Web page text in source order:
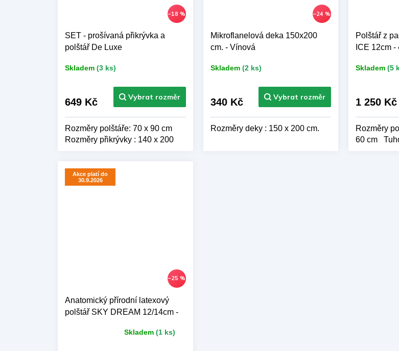
–18 %
SET - prošívaná přikrývka a
polštář De Luxe
Skladem (3 ks)
649 Kč
Rozměry polštáře: 70 x 90 cm
Rozměry přikrývky : 140 x 200
–24 %
Mikroflanelová deka 150x200
cm. - Vínová
Skladem (2 ks)
340 Kč
Rozměry deky : 150 x 200 cm.
Polštář z
ICE 12cm
Skladem (5
1 250 Kč
Rozměry
60 cm
Akce platí do
30.9.2026
–25 %
Anatomický přírodní latexový
polštář SKY DREAM 12/14cm -
Skladem (1 ks)